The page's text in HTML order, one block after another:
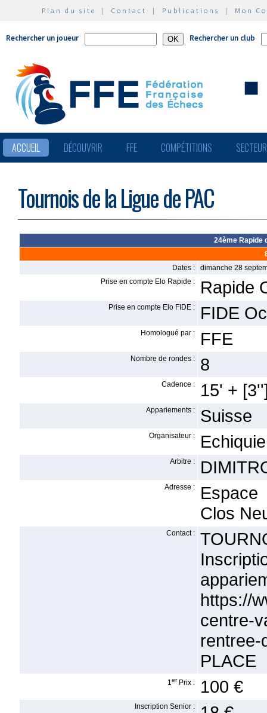
Plan du site | Contact | Publications | Mon
Rechercher un joueur Rechercher un club
ACCUEIL DÉCOUVRIR FFE COMPÉTITIONS
Tournois de la Ligue de PAC
24ème Rapide
Dates :
dimanche 28
Prise en compte Elo Rapide :
Rapide
Prise en compte Elo FIDE : FIDE
Homologué par : FFE
Nombre de rondes : 8
Cadence : 15' +
Appariements : Suisse
Organisateur :
Arbitre :
Adresse :
Clos
Contact :
https://
centre-
PLACE
1er Prix : 100 €
Inscription Senior :